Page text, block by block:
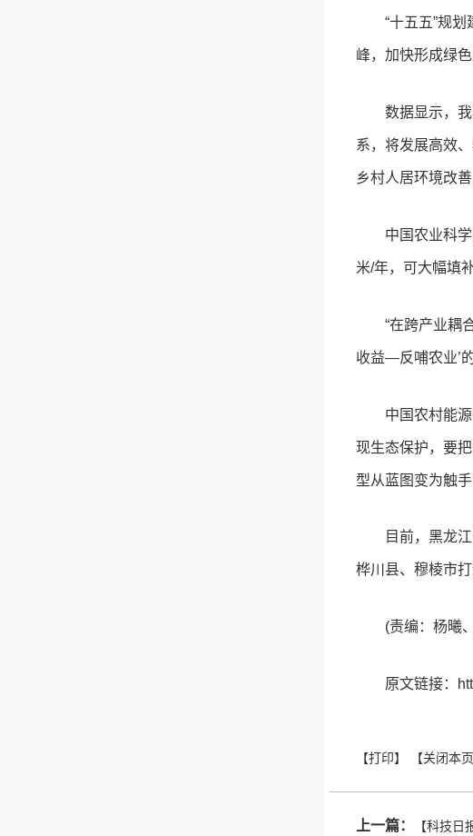
“十五五”规
峰，加快形成绿色
数据显示，
系，将发展高效
乡村人居环境改
中国农业科
米/年，可大幅填
“在跨产业耦
收益—反哺农业’
中国农村能
现生态保护，要
型从蓝图变为触
目前，黑龙
桦川县、穆棱市
(责编：杨曦
原文链接：
上一篇： 【科技